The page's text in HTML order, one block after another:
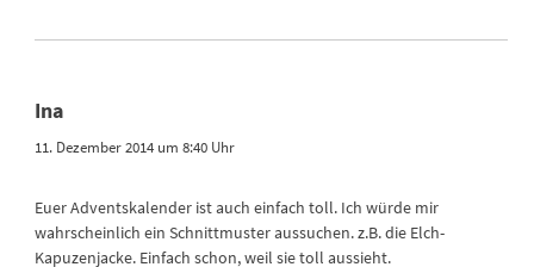
Ina
11. Dezember 2014 um 8:40 Uhr
Euer Adventskalender ist auch einfach toll. Ich würde mir
wahrscheinlich ein Schnittmuster aussuchen. z.B. die Elch-
Kapuzenjacke. Einfach schon, weil sie toll aussieht.